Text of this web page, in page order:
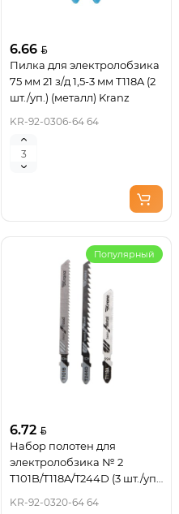
6.66
Пилка для электролобзика
75 мм 21 з/д 1,5-3 мм T118A (2
шт./уп.) (металл) Kranz
KR-92-0306-64 64
Популярный
6.72
Набор полотен для
электролобзика № 2
T101B/T118A/T244D (3 шт./уп.)
KR-92-0320-64 64